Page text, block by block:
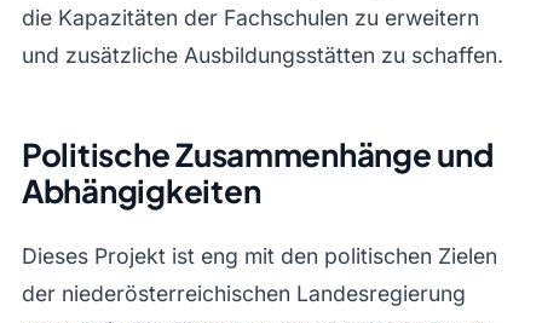
die Kapazitäten der Fachschulen zu erweitern
und zusätzliche Ausbildungsstätten zu schaffen.
Politische Zusammenhänge und
Abhängigkeiten
Dieses Projekt ist eng mit den politischen Zielen
der niederösterreichischen Landesregierung